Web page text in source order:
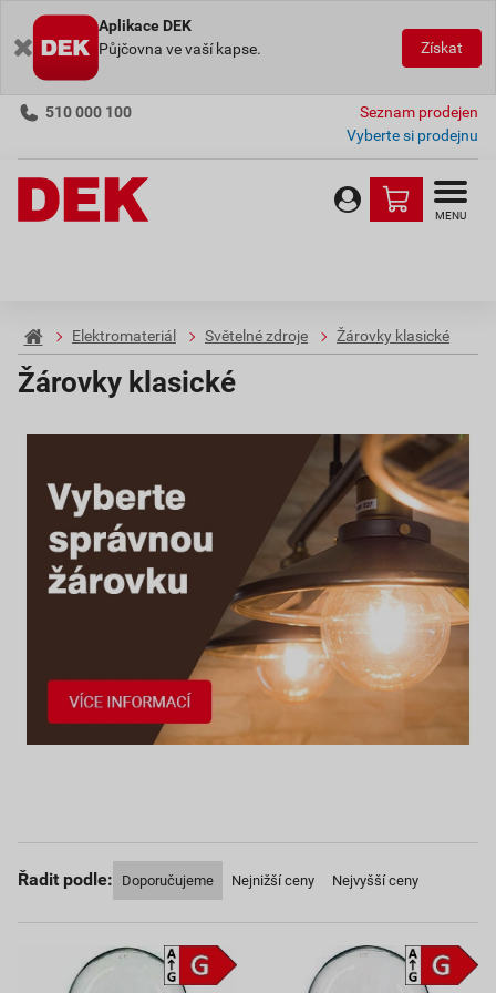
Aplikace DEK
Půjčovna ve vaší kapse.
Získat
510 000 100
Seznam prodejen
Vyberte si prodejnu
MENU
Elektromateriál Světelné zdroje Žárovky klasické
Žárovky klasické
Řadit podle: Doporučujeme Nejnižší ceny Nejvyšší ceny